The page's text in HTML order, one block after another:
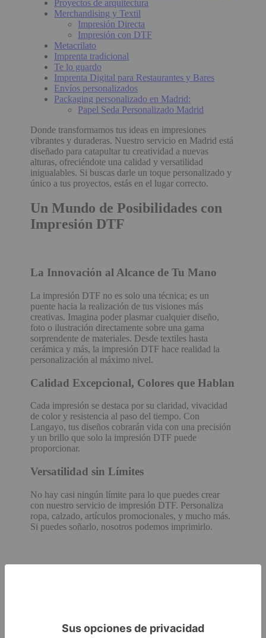
Proyectos de arquitectura
Merchandising y Textil
Impresión Directa
Impresión con DTF
Metacrilato
Imprenta tradicional
Te lo guardo
Imprenta Digital para Restaurantes y Bares
Envíos personalizados
Packaging personalizado en Madrid:
Papel Seda Personalizado Madrid
Donde transformamos tus ideas en impresiones
vibrantes y duraderas. Nuestro servicio en Madrid está
diseñado para catapultar tu creatividad a nuevas
alturas, ofreciéndote una calidad y versatilidad
inigualables. Si buscas darle un toque personalizado y
único a tus proyectos, estás en el lugar correcto.
Un Mundo de Posibilidades con
Impresión DTF
La Innovación al Alcance de Tu Mano
La impresión DTF no es solo una técnica; es un
puente hacia la realización de tus visiones más
creativas. Imagina poder plasmar cualquier diseño,
foto o ilustración directamente sobre una gama
sorprendente de materiales. Desde textiles hasta
cerámica y más, la impresión DTF hace realidad la
personalización al máximo nivel.
Calidad Excepcional, Colores que Hablan
Cada impresión se destaca por su claridad, vivacidad
de color y resistencia al paso del tiempo. Con
Langayo, tus diseños cobrarán vida con una precisión
y un brillo que solo la impresión DTF puede
proporcionar.
Versatilidad sin Límites
No hay casi ningún límite para lo que puedes crear
con nuestro servicio de impresión DTF. Personaliza
ropa, calzado, artículos promocionales, y mucho más.
Si puedes soñarlo, nosotros podemos imprimirlo.